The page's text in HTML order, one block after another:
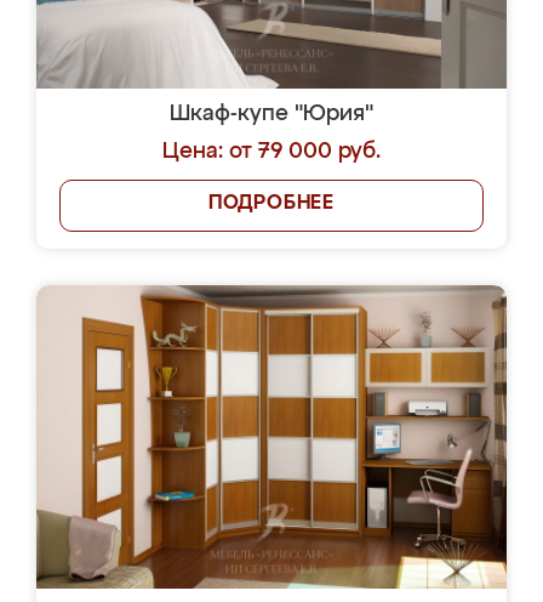
Шкаф-купе "Юрия"
Цена: от 79 000 руб.
ПОДРОБНЕЕ